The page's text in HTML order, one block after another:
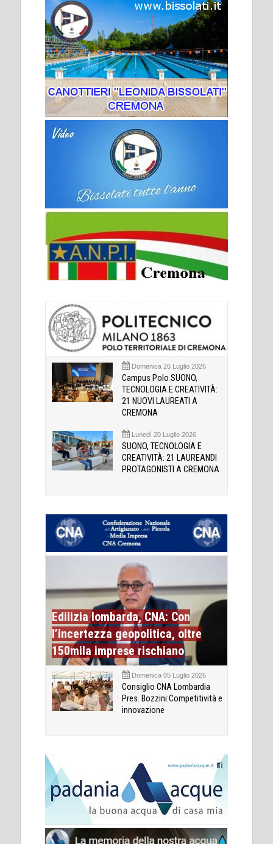
Domenica 26 Luglio 2026
Campus Polo SUONO,
TECNOLOGIA E CREATIVITÀ:
21 NUOVI LAUREATI A
CREMONA
Lunedì 20 Luglio 2026
SUONO, TECNOLOGIA E
CREATIVITÀ: 21 LAUREANDI
PROTAGONISTI A CREMONA
Edilizia lombarda, CNA: Con
l’incertezza geopolitica, oltre
150mila imprese rischiano
Domenica 05 Luglio 2026
Consiglio CNA Lombardia
Pres. Bozzini:Competitività e
innovazione